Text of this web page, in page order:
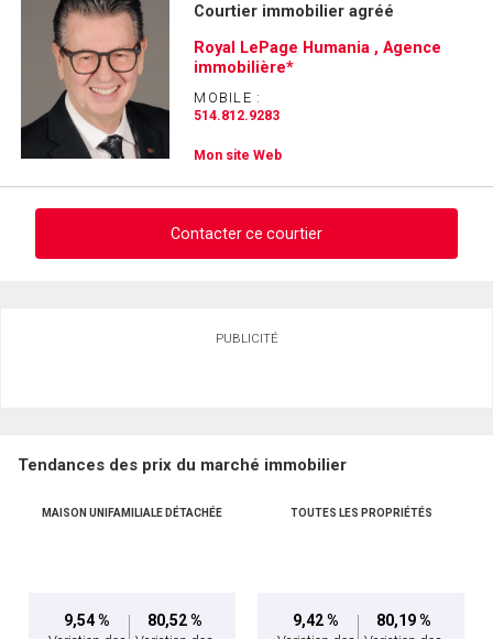
Prénom
Nom
Courriel
Téléphone
(Optionnel)
Message
Courtier immobilier agréé
Royal LePage Humania , Agence
immobilière*
MOBILE :
514.812.9283
Mon site Web
Contacter ce courtier
Téléphone
PUBLICITÉ
Tendances des prix du marché immobilier
MAISON UNIFAMILIALE DÉTACHÉE
9,54 % 80,52 %
TOUTES LES PROPRIÉTÉS
9,42 % 80,19 %